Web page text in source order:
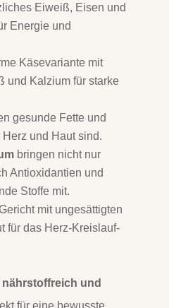
Eiweiß, Eisen und
Energie und
Käsevariante mit
und Kalzium für starke
gesunde Fette und
und Haut sind.
bringen nicht nur
Antioxidantien und
Stoffe mit.
mit ungesättigten
für das Herz-Kreislauf-
nährstoffreich und
für eine bewusste